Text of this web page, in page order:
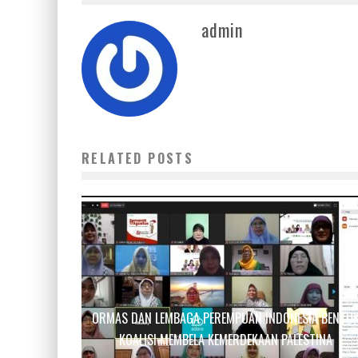
admin
RELATED POSTS
ORMAS DAN LEMBAGA PEREMPUAN INDONESIA
KOALISI MEMBELA KEMERDEKAAN PALESTINA